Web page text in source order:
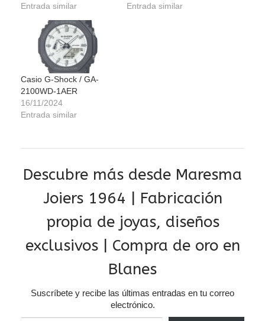
Entrada similar
Entrada similar
Casio G-Shock / GA-
2100WD-1AER
16/11/2024
Entrada similar
Descubre más desde Maresma
Joiers 1964 | Fabricación
propia de joyas, diseños
exclusivos | Compra de oro en
Blanes
Suscríbete y recibe las últimas entradas en tu correo
electrónico.
Escribe tu correo electrónico…